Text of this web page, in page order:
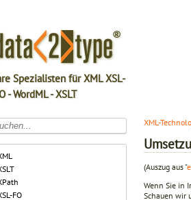
Spezialisten für XML XSL-
- WordML - XSLT
FO
XML-
(Auszug aus "
Wenn Sie in
Schauen wir